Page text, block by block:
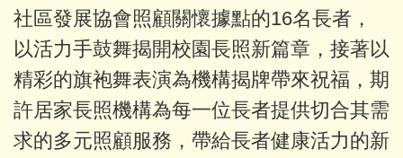
社區發展協會照顧關懷據點的16名長者，
以活力手鼓舞揭開校園長照新篇章，接著以
精彩的旗袍舞表演為機構揭牌帶來祝福，期
許居家長照機構為每一位長者提供切合其需
求的多元照顧服務，帶給長者健康活力的新